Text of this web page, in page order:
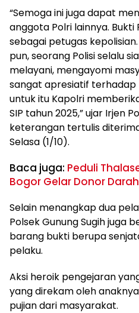
“Semoga ini juga dapat
anggota Polri lainnya.
sebagai petugas
pun, seorang Polisi selalu
melayani, mengayomi
sangat apresiatif terhadap
untuk itu Kapolri
SIP tahun 2025,” ujar Irjen
keterangan tertulis
Selasa (1/10).
Baca juga: Peduli
Bogor Gelar Donor Darah
Selain menangkap dua
Polsek Gunung Sugih juga
barang bukti berupa
pelaku.
Aksi heroik pengejaran
yang direkam oleh
pujian dari masyarakat.